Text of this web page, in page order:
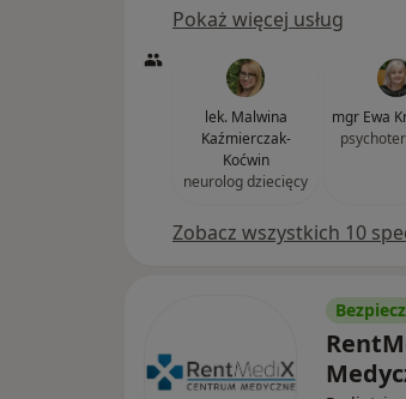
Pokaż więcej usług
lek. Malwina
Kaźmierczak-
Koćwin
neurolog dziecięcy
mgr Ewa
Zobacz wszystkich 10